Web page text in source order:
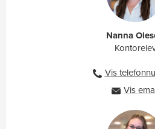
Nanna
Vis
Vis